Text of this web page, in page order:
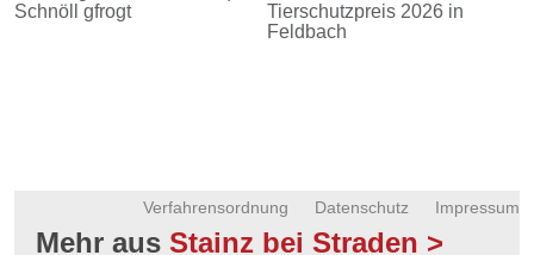
Schnöll gfrogt
Tierschutzpreis 2026 in
Feldbach
Impressum
Datenschutz
Verfahrensordnung
Mehr aus Stainz bei Straden >